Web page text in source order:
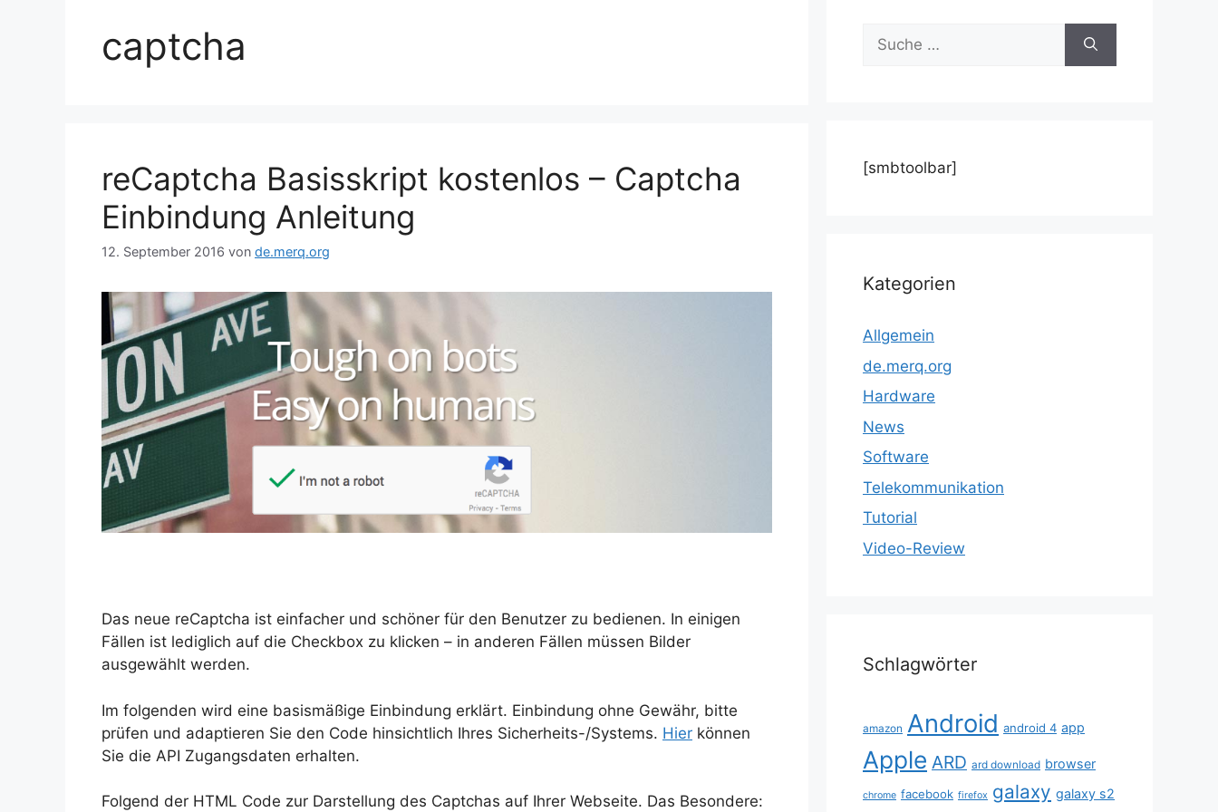
captcha
reCaptcha Basisskript kostenlos – Captcha
Einbindung Anleitung
12. September 2016 von de.merq.org
Das neue reCaptcha ist einfacher und schöner für den Benutzer zu bedienen. In einigen
Fällen ist lediglich auf die Checkbox zu klicken – in anderen Fällen müssen Bilder
ausgewählt werden.
Im folgenden wird eine basismäßige Einbindung erklärt. Einbindung ohne Gewähr, bitte
prüfen und adaptieren Sie den Code hinsichtlich Ihres Sicherheits-/Systems. Hier können
Sie die API Zugangsdaten erhalten.
Folgend der HTML Code zur Darstellung des Captchas auf Ihrer Webseite. Das Besondere:
Suche
nach:
[smbtoolbar]
Kategorien
Allgemein
de.merq.org
Hardware
News
Software
Telekommunikation
Tutorial
Video-Review
Schlagwörter
amazon Android android 4 app
Apple ARD ard download browser
chrome facebook firefox galaxy galaxy s2